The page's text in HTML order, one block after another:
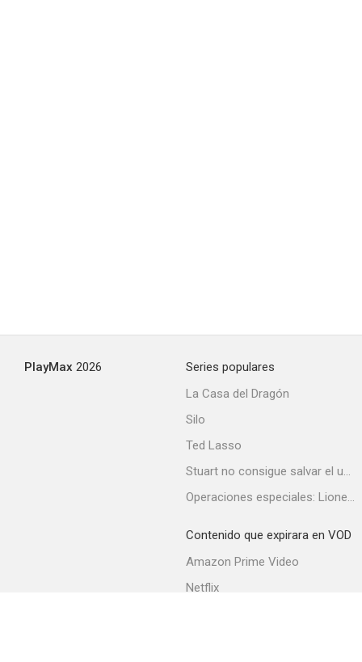
PlayMax 2026
Series populares
La Casa del Dragón
Silo
Ted Lasso
Stuart no consigue salvar el universo
Operaciones especiales: Lioness
Contenido que expirara en VOD
Amazon Prime Video
Netflix